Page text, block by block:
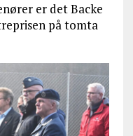
er det Backe
på tomta